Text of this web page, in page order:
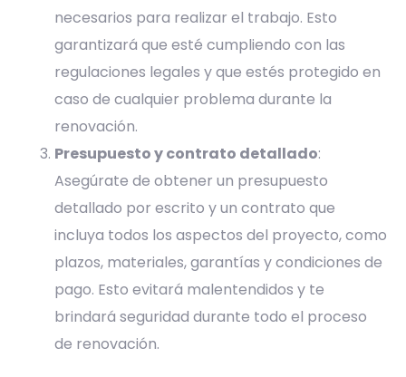
necesarios para realizar el trabajo. Esto
garantizará que esté cumpliendo con las
regulaciones legales y que estés protegido en
caso de cualquier problema durante la
renovación.
Presupuesto y contrato detallado:
Asegúrate de obtener un presupuesto
detallado por escrito y un contrato que
incluya todos los aspectos del proyecto, como
plazos, materiales, garantías y condiciones de
pago. Esto evitará malentendidos y te
brindará seguridad durante todo el proceso
de renovación.